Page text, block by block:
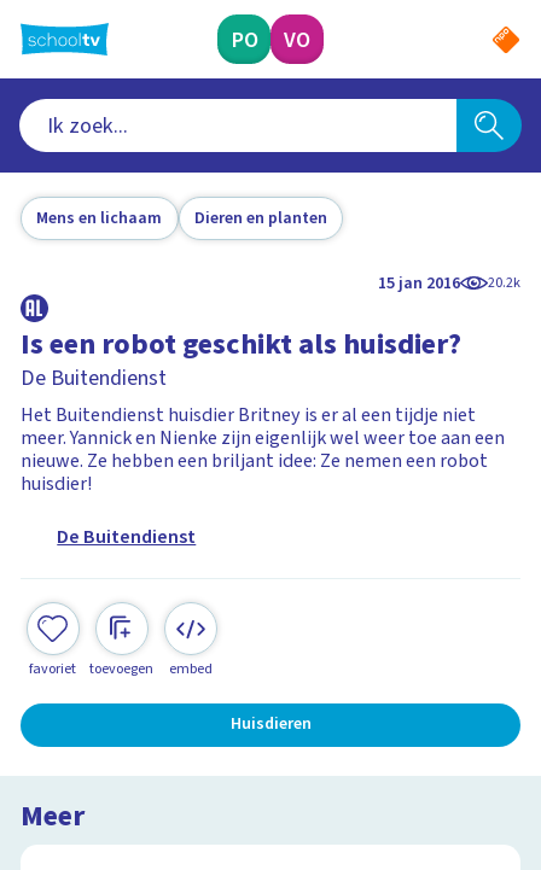
naar
hoofdinhoud
PO VO
Mens en lichaam Dieren en planten
15 jan 2016 20.2k
Is een robot geschikt als huisdier?
De Buitendienst
Het Buitendienst huisdier Britney is er al een tijdje niet
meer. Yannick en Nienke zijn eigenlijk wel weer toe aan een
nieuwe. Ze hebben een briljant idee: Ze nemen een robot
huisdier!
De Buitendienst
favoriet toevoegen embed
Huisdieren
Meer